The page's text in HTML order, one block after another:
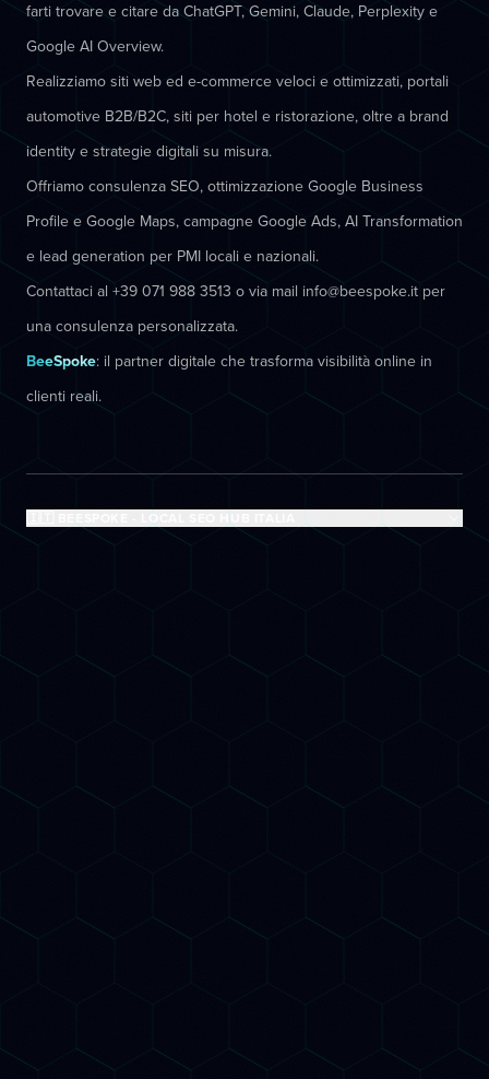
farti trovare e citare da ChatGPT, Gemini, Claude, Perplexity e
Google AI Overview.
Realizziamo siti web ed e-commerce veloci e ottimizzati, portali
automotive B2B/B2C, siti per hotel e ristorazione, oltre a brand
identity e strategie digitali su misura.
Offriamo consulenza SEO, ottimizzazione Google Business
Profile e Google Maps, campagne Google Ads, AI Transformation
e lead generation per PMI locali e nazionali.
Contattaci al +39 071 988 3513 o via mail info@beespoke.it per
una consulenza personalizzata.
BeeSpoke: il partner digitale che trasforma visibilità online in
clienti reali.